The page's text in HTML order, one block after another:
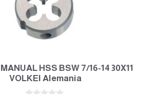
HSS BSW 7/16-14 30X11
VOLKEl Alemania